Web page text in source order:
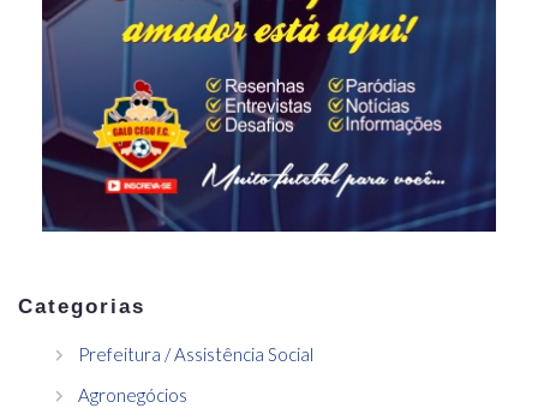
Categorias
Prefeitura / Assistência Social
Agronegócios